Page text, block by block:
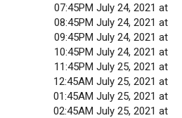
07:45PM July 24, 2021 at
08:45PM July 24, 2021 at
09:45PM July 24, 2021 at
10:45PM July 24, 2021 at
11:45PM July 25, 2021 at
12:45AM July 25, 2021 at
01:45AM July 25, 2021 at
02:45AM July 25, 2021 at